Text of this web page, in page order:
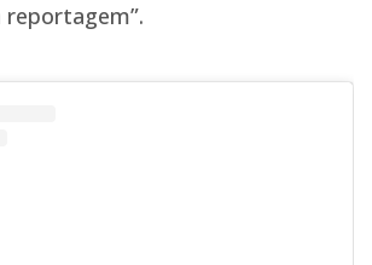
reportagem”.